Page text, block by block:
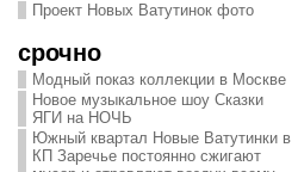
Проект Новых Ватутинок фото
срочно
Модный показ коллекции в Москве
Новое музыкальное шоу Сказки
ЯГИ на НОЧЬ
Южный квартал Новые Ватутинки в
КП Заречье постоянно сжигают